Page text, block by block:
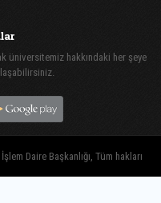
üniversitemiz hakkındaki her şeye
Daire Başkanlığı, Tüm hakları